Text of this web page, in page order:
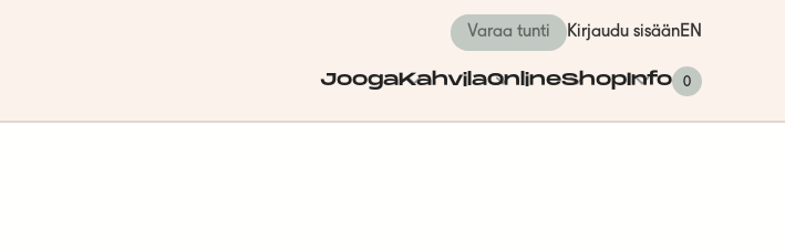
Varaa tunti Kirjaudu sisäänEN
JoogaKahvilaOnlineShopInfo 0